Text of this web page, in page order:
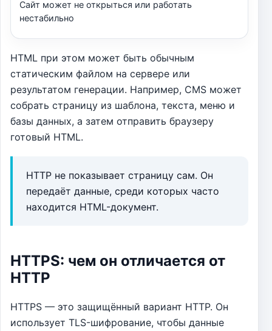
Сайт может не открыться или работать
нестабильно
HTML при этом может быть обычным
статическим файлом на сервере или
результатом генерации. Например, CMS может
собрать страницу из шаблона, текста, меню и
базы данных, а затем отправить браузеру
готовый HTML.
HTTP не показывает страницу сам. Он
передаёт данные, среди которых часто
находится HTML-документ.
HTTPS: чем он отличается от
HTTP
HTTPS — это защищённый вариант HTTP. Он
использует TLS-шифрование, чтобы данные